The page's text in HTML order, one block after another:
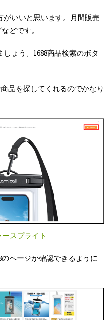
いいと思います。月間販売
どです。
ょう。1688商品検索のボタ
品を探してくれるのでかなり
ースプライト
のページが確認できるように